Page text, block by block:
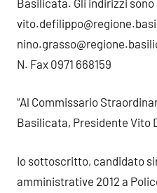
N. Fax 0971 668159
“Al Commissario
Basilicata, Presidente Vito
Io sottoscritto, candidato
amministrative 2012 a